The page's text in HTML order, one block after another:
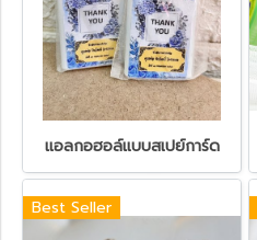
แอลกอฮอล์แบบสเปย์การ์ด
Best Seller